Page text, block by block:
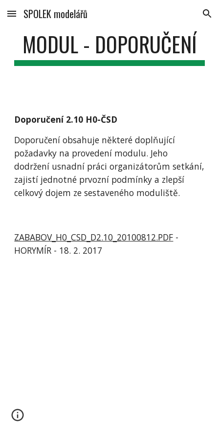
Skip to main content Skip to navigation
SPOLEK modelářů
MODUL - DOPORUČENÍ
Doporučení 2.10 H0-ČSD
Doporučení obsahuje některé doplňující
požadavky na provedení modulu. Jeho
dodržení usnadní práci organizátorům setkání,
zajistí jednotné prvozní podmínky a zlepší
celkový dojem ze sestaveného moduliště.
ZABABOV_H0_CSD_D2.10_20100812.PDF -
HORYMÍR - 18. 2. 2017